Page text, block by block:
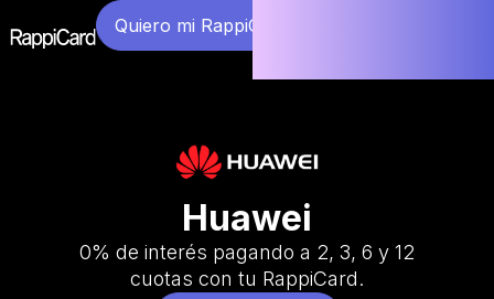
Quiero mi RappiCard
Huawei
0% de interés pagando a 2, 3, 6 y 12
cuotas con tu RappiCard.